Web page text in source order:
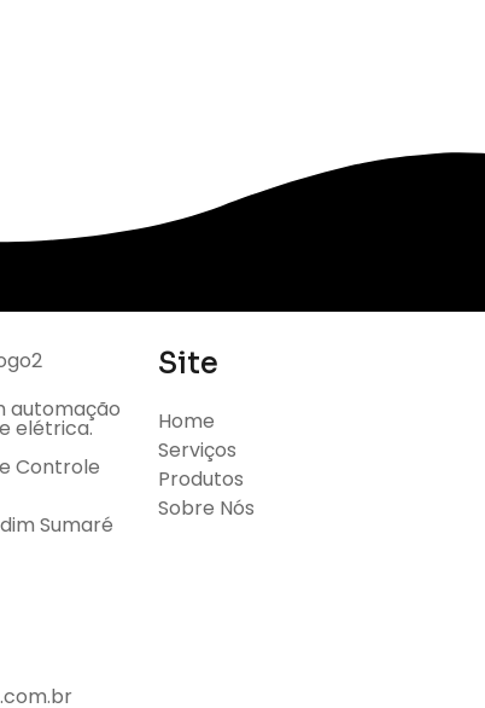
automação
elétrica.
Controle
Sumaré
Site
Home
Serviços
Produtos
Sobre Nós